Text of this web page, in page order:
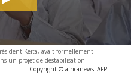
Keïta, avait formellement
un projet de déstabilisation
- Copyright © africanews AFP